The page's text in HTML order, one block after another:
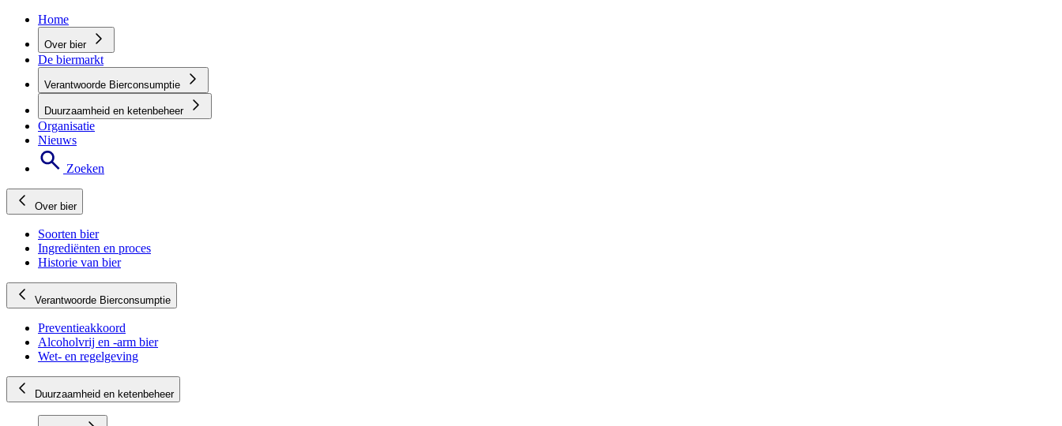
Home
Over bier
De biermarkt
Verantwoorde Bierconsumptie
Duurzaamheid en ketenbeheer
Organisatie
Nieuws
Zoeken
Over bier
Soorten bier
Ingrediënten en proces
Historie van bier
Verantwoorde Bierconsumptie
Preventieakkoord
Alcoholvrij en -arm bier
Wet- en regelgeving
Duurzaamheid en ketenbeheer